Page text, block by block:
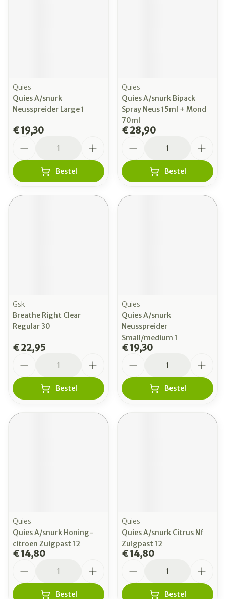
Quies
Quies A/snurk
Neusspreider Large 1
€ 19,30
Bestel
Quies
Quies A/snurk Bipack
Spray Neus 15ml + Mond
70ml
€ 28,90
Bestel
Gsk
Breathe Right Clear
Regular 30
€ 22,95
Bestel
Quies
Quies A/snurk
Neusspreider
Small/medium 1
€ 19,30
Bestel
Quies
Quies A/snurk Honing-
citroen Zuigpast 12
€ 14,80
Bestel
Quies
Quies A/snurk Citrus Nf
Zuigpast 12
€ 14,80
Bestel